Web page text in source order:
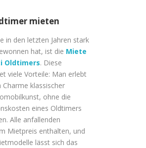
mieten
in den letzten Jahren stark
hat, ist die Miete
Oldtimers. Diese
viele Vorteile: Man erlebt
klassischer
ohne die
eines Oldtimers
Alle anfallenden
Mietpreis enthalten, und
lässt sich das